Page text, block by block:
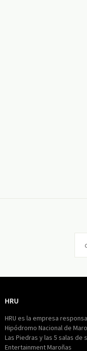
HRU
HRU es la empresa
Hipódromo Nacional de
Las Piedras y las 5 salas de
Entertainment Maroñas